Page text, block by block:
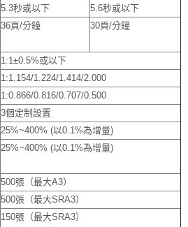
5.3秒或以下
5.6秒或以下
36頁/分鐘
30頁/分鐘
1:1±0.5%或以下
1:1.154/1.224/1.414/2.000
1:0.866/0.816/0.707/0.500
3個定制設置
25%~400% (以0.1%為增量)
25%~400% (以0.1%為增量)
500張（最大A3）
500張（最大SRA3）
150張（最大SRA3）